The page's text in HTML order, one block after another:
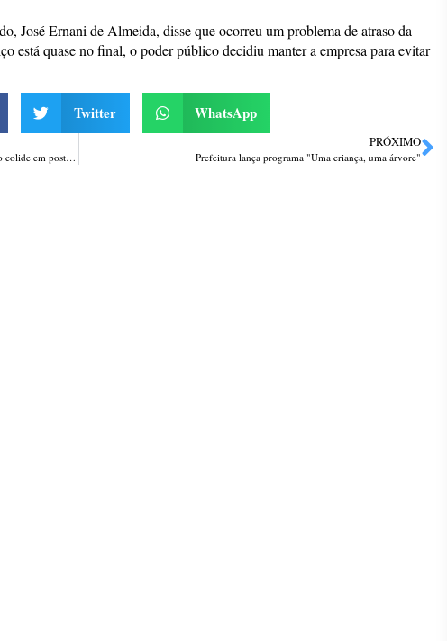
José Ernani de Almeida, disse que ocorreu um problema de atraso da
está quase no final, o poder público decidiu manter a empresa para evitar
Twitter WhatsApp
Assalto frustrado: dupla armada que atacava mulheres no centro colide em poste durante a fuga em Passo Fundo
PRÓXIMO
Prefeitura lança programa "Uma criança, uma árvore"